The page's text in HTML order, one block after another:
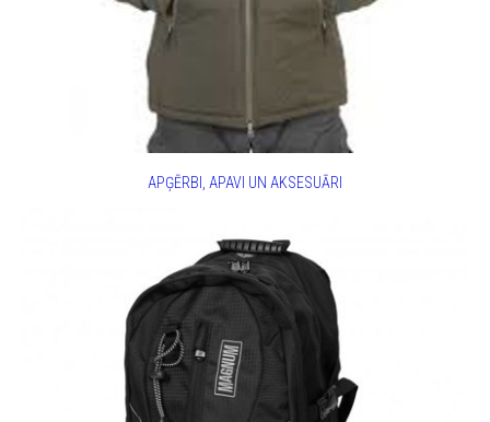
APĢĒRBI, APAVI UN AKSESUĀRI